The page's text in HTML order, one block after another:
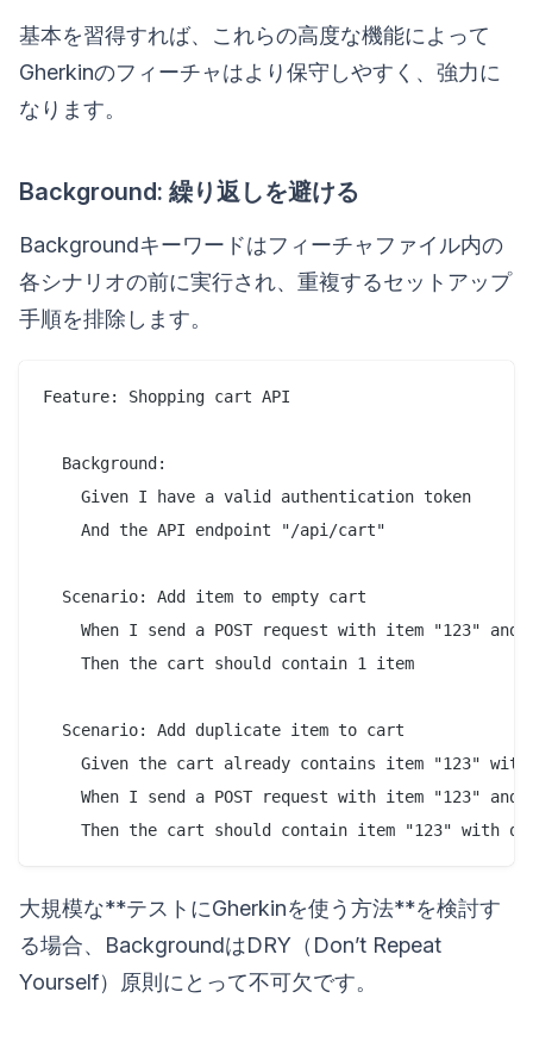
基本を習得すれば、これらの高度な機能によって
Gherkinのフィーチャはより保守しやすく、強力に
なります。
Background: 繰り返しを避ける
Backgroundキーワードはフィーチャファイル内の
各シナリオの前に実行され、重複するセットアップ
手順を排除します。
Feature: Shopping cart API
  Background:
    Given I have a valid authentication token
    And the API endpoint "/api/cart"
  Scenario: Add item to empty cart
When I send a POST request with item "123" and
    Then the cart should contain 1 item
  Scenario: Add duplicate item to cart
Given the cart already contains item "123"
When I send a POST request with item "123" and
大規模な**テストにGherkinを使う方法**を検討す
る場合、BackgroundはDRY（Don’t Repeat
Yourself）原則にとって不可欠です。